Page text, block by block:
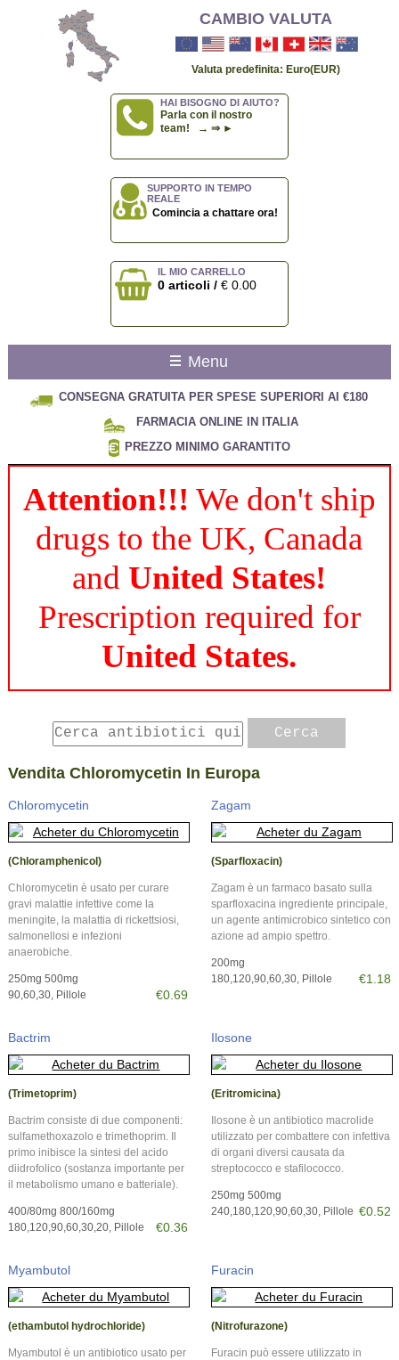
CAMBIO VALUTA
Valuta predefinita: Euro(EUR)
HAI BISOGNO DI AIUTO?
Parla con il nostro
team! → ⇒ ►
SUPPORTO IN TEMPO
REALE
Comincia a chattare ora!
IL MIO CARRELLO
0 articoli /€ 0.00
Menu
CONSEGNA GRATUITA PER SPESE SUPERIORI AI €180
FARMACIA ONLINE IN ITALIA
PREZZO MINIMO GARANTITO
Attention!!! We don't ship
drugs to the UK, Canada
and United States!
Prescription required for
United States.
Vendita Chloromycetin In Europa
Chloromycetin
(Chloramphenicol)
Chloromycetin è usato per curare
gravi malattie infettive come la
meningite, la malattia di rickettsiosi,
salmonellosi e infezioni
anaerobiche.
250mg 500mg
90,60,30, Pillole
€0.69
Zagam
(Sparfloxacin)
Zagam è un farmaco basato sulla
sparfloxacina ingrediente principale,
un agente antimicrobico sintetico con
azione ad ampio spettro.
200mg
180,120,90,60,30, Pillole
€1.18
Bactrim
(Trimetoprim)
Bactrim consiste di due componenti:
sulfamethoxazolo e trimethoprim. Il
primo inibisce la sintesi del acido
diidrofolico (sostanza importante per
il metabolismo umano e batteriale).
400/80mg 800/160mg
180,120,90,60,30,20, Pillole
€0.36
Ilosone
(Eritromicina)
Ilosone è un antibiotico macrolide
utilizzato per combattere con infettiva
di organi diversi causata da
streptococco e stafilococco.
250mg 500mg
240,180,120,90,60,30, Pillole €0.52
Myambutol
(ethambutol hydrochloride)
Myambutol è un antibiotico usato per
Furacin
(Nitrofurazone)
Furacin può essere utilizzato in